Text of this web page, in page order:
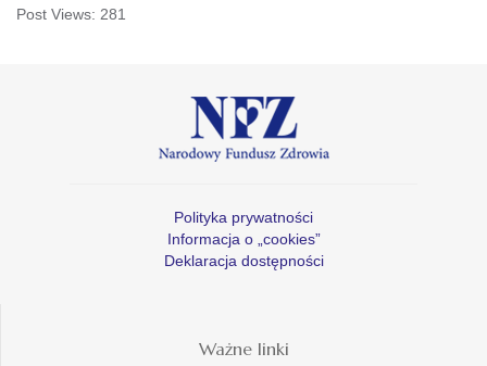
Post Views: 281
Polityka prywatności
Informacja o „cookies”
Deklaracja dostępności
Ważne linki